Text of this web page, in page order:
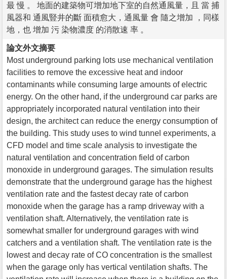
最 慢 。 地面的建築物可增加地下室的自然通風量，且 當 捕
風器和 通風豎井的斷 面積愈大，通風量 會 隨之增加 ，同樣
地，也 增加 污 染物濃度 的消散速 率 。
論文外文摘要
Most underground parking lots use mechanical ventilation
facilities to remove the excessive heat and indoor
contaminants while consuming large amounts of electric
energy. On the other hand, if the underground car parks are
appropriately incorporated natural ventilation into their
design, the architect can reduce the energy consumption of
the building. This study uses to wind tunnel experiments, a
CFD model and time scale analysis to investigate the
natural ventilation and concentration field of carbon
monoxide in underground garages. The simulation results
demonstrate that the underground garage has the highest
ventilation rate and the fastest decay rate of carbon
monoxide when the garage has a ramp driveway with a
ventilation shaft. Alternatively, the ventilation rate is
somewhat smaller for underground garages with wind
catchers and a ventilation shaft. The ventilation rate is the
lowest and decay rate of CO concentration is the smallest
when the garage only has vertical ventilation shafts. The